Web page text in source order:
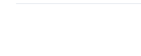
року